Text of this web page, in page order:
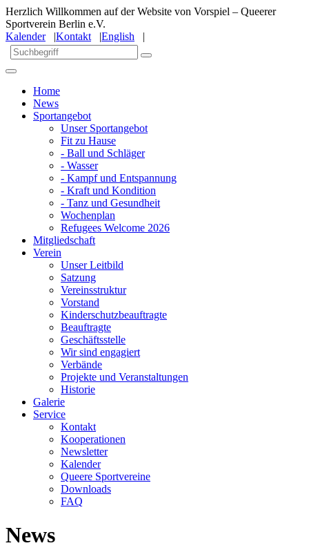
Herzlich Willkommen auf der Website von Vorspiel – Queerer
Sportverein Berlin e.V.
Kalender|Kontakt |English |
Home
News
Sportangebot
Unser Sportangebot
Fit zu Hause
- Ball und Schläger
- Wasser
- Kampf und Entspannung
- Kraft und Kondition
- Tanz und Gesundheit
Wochenplan
Refugees Welcome 2026
Mitgliedschaft
Verein
Unser Leitbild
Satzung
Vereinsstruktur
Vorstand
Kinderschutzbeauftragte
Beauftragte
Geschäftsstelle
Wir sind engagiert
Verbände
Projekte und Veranstaltungen
Historie
Galerie
Service
Kontakt
Kooperationen
Newsletter
Kalender
Queere Sportvereine
Downloads
FAQ
News